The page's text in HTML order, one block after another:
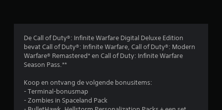
o
r
De Call of Duty®: Infinite Warfare Digital Deluxe Edition
bevat Call of Duty®: Infinite Warfare, Call of Duty®: Modern
Warfare® Remastered* en Call of Duty: Infinite Warfare
Season Pass.**
Koop en ontvang de volgende bonusitems:
- Terminal-bonusmap
- Zombies in Spaceland Pack